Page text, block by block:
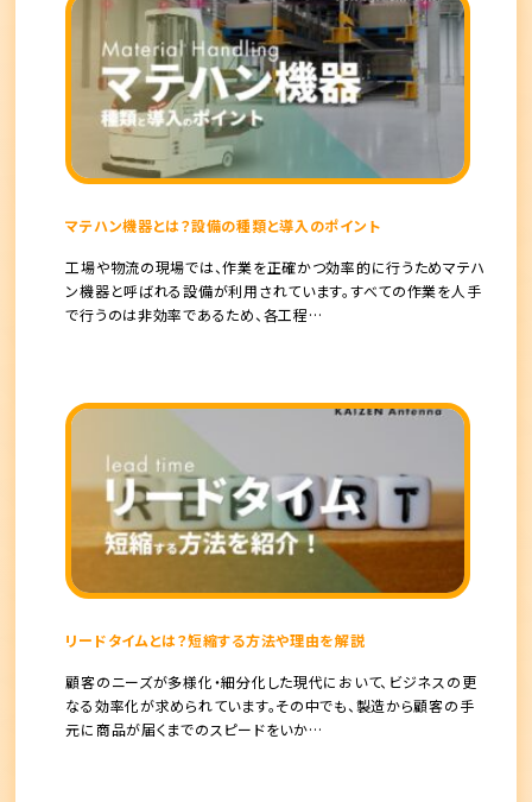
マテハン機器とは？設備の種類と導入のポイント
工場や物流の現場では、作業を正確かつ効率的に行うためマテハ
ン機器と呼ばれる設備が利用されています。すべての作業を人手
で行うのは非効率であるため、各工程…
リードタイムとは？短縮する方法や理由を解説
顧客のニーズが多様化・細分化した現代において、ビジネスの更
なる効率化が求められています。その中でも、製造から顧客の手
元に商品が届くまでのスピードをいか…